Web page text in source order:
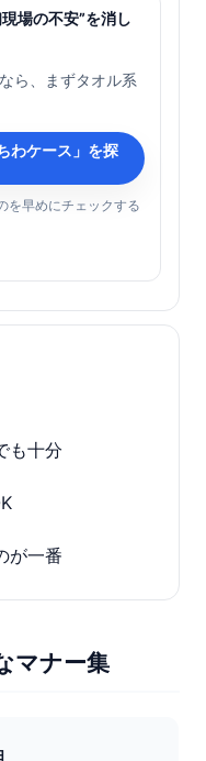
場の不安”を消し
ら、まずタオル系
わケース」を探
を早めにチェックする
も十分
が一番
マナー集